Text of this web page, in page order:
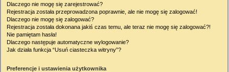
Dlaczego nie mogę się zarejestrować?
Rejestracja została przeprowadzona poprawnie, ale nie mogę się zalogować!
Dlaczego nie mogę się zalogować?
Rejestracja została dokonana jakiś czas temu, ale teraz nie mogę się zalogować?!
Nie pamiętam hasła!
Dlaczego następuje automatyczne wylogowanie?
Jak działa funkcja “Usuń ciasteczka witryny”?
Preferencje i ustawienia użytkownika